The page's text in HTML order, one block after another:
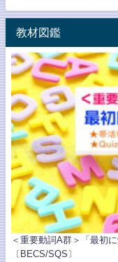
教材図鑑
＜重要動詞A群＞「最初
〔BECS/SQS〕